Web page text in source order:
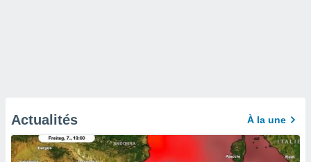
Actualités À la une